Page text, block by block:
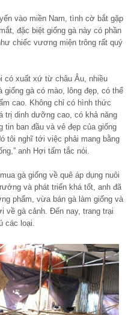
vào miền Nam, tình cờ bắt gặp
đặc biệt giống gà này có phần
chiếc vương miện trông rất quý
có xuất xứ từ châu Âu, nhiều
giống gà có mào, lông đẹp, có thể
cao. Không chỉ có hình thức
trị dinh dưỡng cao, có khả năng
ban đầu và vẻ đẹp của giống
tôi nghĩ tới việc phải mang bằng
anh Hợi tấm tắc nói.
gà giống về quê áp dụng nuôi
và phát triển khá tốt, anh đã
phẩm, vừa bán gà làm giống và
về gà cảnh. Đến nay, trang trại
các loại.